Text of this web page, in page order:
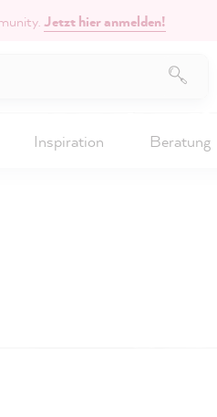
Jetzt hier anmelden!
Inspiration Beratung